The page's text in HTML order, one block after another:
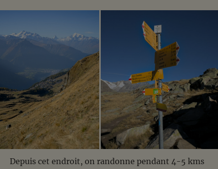
Depuis cet endroit, on randonne pendant 4-5 kms